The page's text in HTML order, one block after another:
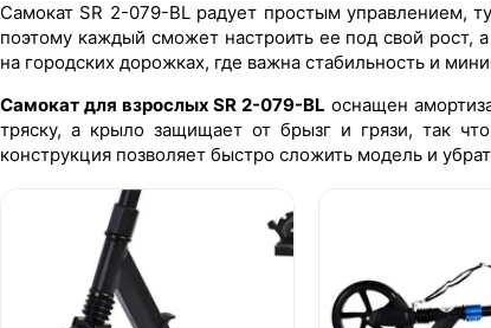
Самокат SR 2-079-BL радует простым управлением,
поэтому каждый сможет настроить ее под свой рост,
на городских дорожках, где важна стабильность и
Самокат для взрослых SR 2-079-BL оснащен
тряску, а крыло защищает от брызг и грязи, так
конструкция позволяет быстро сложить модель и